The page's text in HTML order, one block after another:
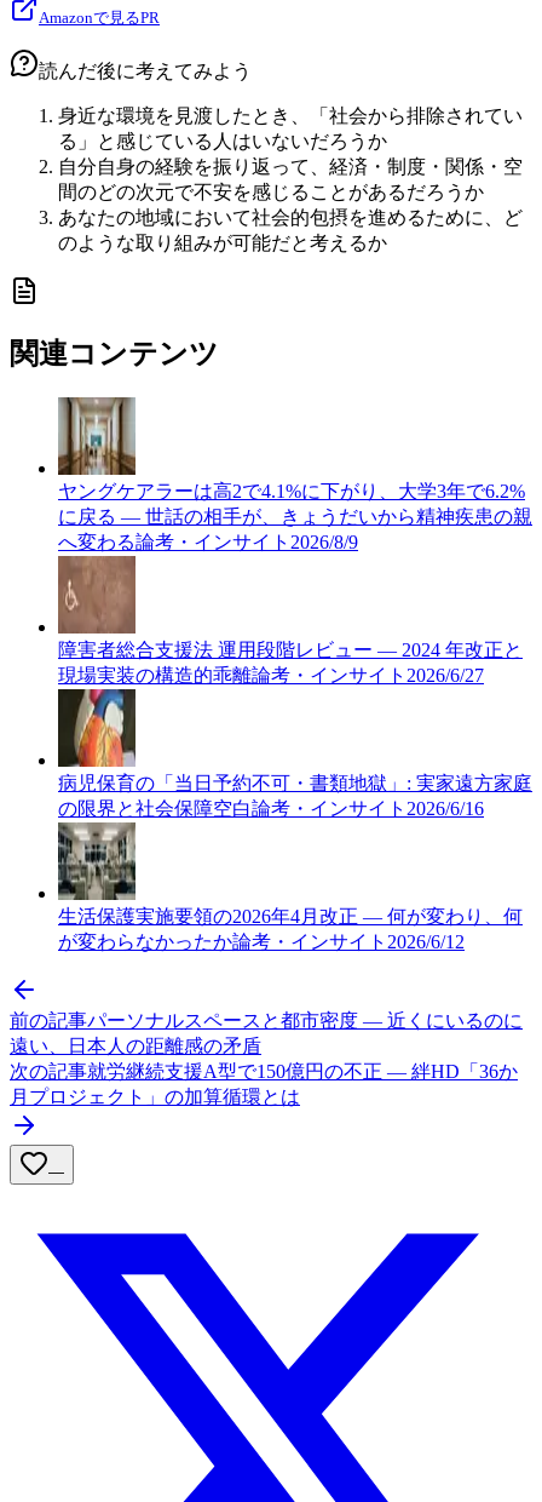
Amazonで見るPR
読んだ後に考えてみよう
身近な環境を見渡したとき、「社会から排除されてい
る」と感じている人はいないだろうか
自分自身の経験を振り返って、経済・制度・関係・空
間のどの次元で不安を感じることがあるだろうか
あなたの地域において社会的包摂を進めるために、ど
のような取り組みが可能だと考えるか
関連コンテンツ
ヤングケアラーは高2で4.1%に下がり、大学3年で6.2%
に戻る — 世話の相手が、きょうだいから精神疾患の親
へ変わる論考・インサイト 2026/8/9
障害者総合支援法 運用段階レビュー — 2024 年改正と
現場実装の構造的乖離論考・インサイト 2026/6/27
病児保育の「当日予約不可・書類地獄」: 実家遠方家庭
の限界と社会保障空白論考・インサイト 2026/6/16
生活保護実施要領の2026年4月改正 — 何が変わり、何
が変わらなかったか論考・インサイト 2026/6/12
前の記事パーソナルスペースと都市密度 — 近くにいるのに
遠い、日本人の距離感の矛盾
次の記事就労継続支援A型で150億円の不正 — 絆HD「36か
月プロジェクト」の加算循環とは
—